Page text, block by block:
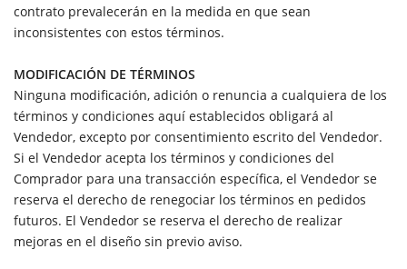
contrato prevalecerán en la medida en que sean
inconsistentes con estos términos.
MODIFICACIÓN DE TÉRMINOS
Ninguna modificación, adición o renuncia a cualquiera de los
términos y condiciones aquí establecidos obligará al
Vendedor, excepto por consentimiento escrito del Vendedor.
Si el Vendedor acepta los términos y condiciones del
Comprador para una transacción específica, el Vendedor se
reserva el derecho de renegociar los términos en pedidos
futuros. El Vendedor se reserva el derecho de realizar
mejoras en el diseño sin previo aviso.